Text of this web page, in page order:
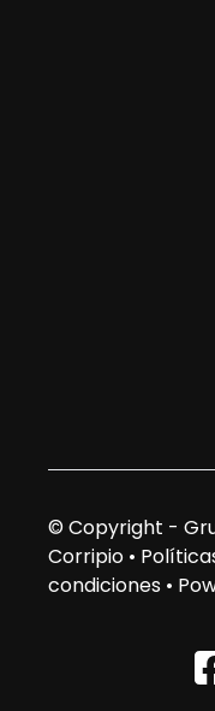
© Copyright -
Corripio •
condiciones •